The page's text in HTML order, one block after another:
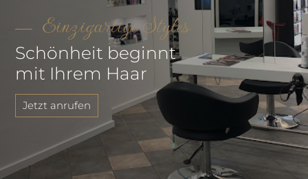
Einzigartige Styles
Schönheit beginnt
mit Ihrem Haar
Jetzt anrufen